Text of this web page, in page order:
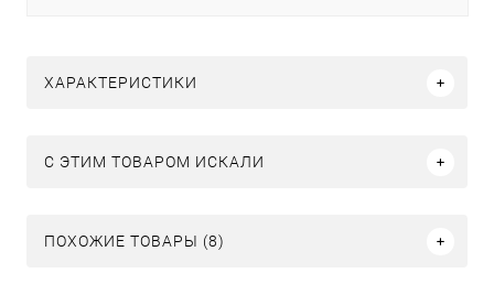
ХАРАКТЕРИСТИКИ
C ЭТИМ ТОВАРОМ ИСКАЛИ
ПОХОЖИЕ ТОВАРЫ (8)